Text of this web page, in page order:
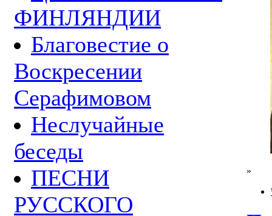
ФИНЛЯНДИИ
Благовестие о
Воскресении
Серафимовом
Неслучайные
беседы
ПЕСНИ
РУССКОГО
»